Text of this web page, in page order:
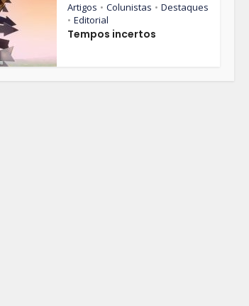
Artigos • Colunistas • Destaques
• Editorial
Tempos incertos